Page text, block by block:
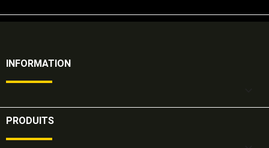
INFORMATION
PRODUITS